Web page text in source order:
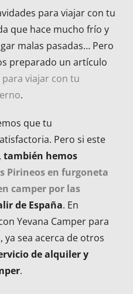
para viajar con tu
que hace mucho frío y
malas pasadas… Pero
preparado un artículo
para viajar con tu
.
que tu
Pero si este
también hemos
Pirineos en furgoneta
camper por las
de España. En
Yevana Camper para
sea acerca de otros
de alquiler y
.